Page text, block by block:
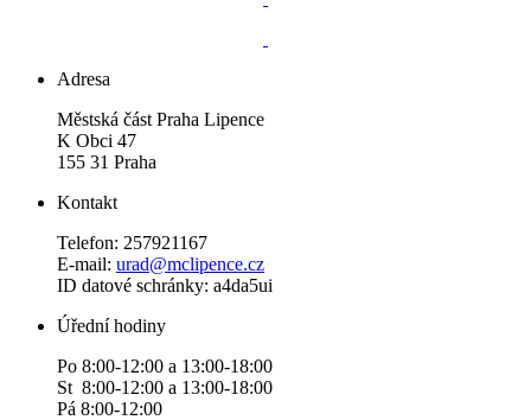
Adresa
Městská část Praha Lipence
K Obci 47
155 31 Praha
Kontakt
Telefon: 257921167
E-mail: urad@mclipence.cz
ID datové schránky: a4da5ui
Úřední hodiny
Po 8:00-12:00 a 13:00-18:00
St 8:00-12:00 a 13:00-18:00
Pá 8:00-12:00